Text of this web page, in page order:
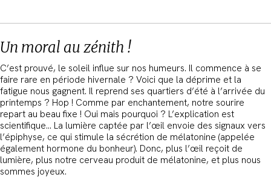
Un moral au zénith !
C’est prouvé, le soleil influe sur nos humeurs. Il commence à se
faire rare en période hivernale ? Voici que la déprime et la
fatigue nous gagnent. Il reprend ses quartiers d’été à l’arrivée du
printemps ? Hop ! Comme par enchantement, notre sourire
repart au beau fixe ! Oui mais pourquoi ? L’explication est
scientifique… La lumière captée par l’œil envoie des signaux vers
l’épiphyse, ce qui stimule la sécrétion de mélatonine (appelée
également hormone du bonheur). Donc, plus l’œil reçoit de
lumière, plus notre cerveau produit de mélatonine, et plus nous
sommes joyeux.